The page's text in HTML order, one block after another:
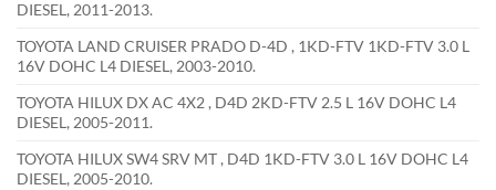
DIESEL, 2011-2013.
TOYOTA LAND CRUISER PRADO D-4D , 1KD-FTV 1KD-FTV 3.0 L
16V DOHC L4 DIESEL, 2003-2010.
TOYOTA HILUX DX AC 4X2 , D4D 2KD-FTV 2.5 L 16V DOHC L4
DIESEL, 2005-2011.
TOYOTA HILUX SW4 SRV MT , D4D 1KD-FTV 3.0 L 16V DOHC L4
DIESEL, 2005-2010.